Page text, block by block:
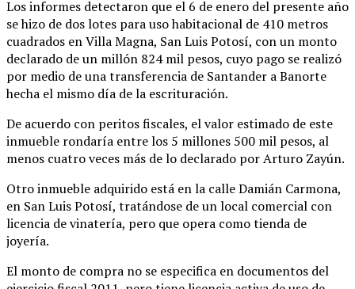
Los informes detectaron que el 6 de enero del presente año
se hizo de dos lotes para uso habitacional de 410 metros
cuadrados en Villa Magna, San Luis Potosí, con un monto
declarado de un millón 824 mil pesos, cuyo pago se realizó
por medio de una transferencia de Santander a Banorte
hecha el mismo día de la escrituración.
De acuerdo con peritos fiscales, el valor estimado de este
inmueble rondaría entre los 5 millones 500 mil pesos, al
menos cuatro veces más de lo declarado por Arturo Zayún.
Otro inmueble adquirido está en la calle Damián Carmona,
en San Luis Potosí, tratándose de un local comercial con
licencia de vinatería, pero que opera como tienda de
joyería.
El monto de compra no se especifica en documentos del